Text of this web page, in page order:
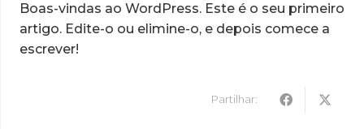
Boas-vindas ao WordPress. Este é o seu primeiro
artigo. Edite-o ou elimine-o, e depois comece a
escrever!
Partilhar: